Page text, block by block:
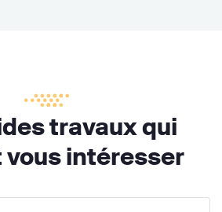
travaux qui
vous intéresser